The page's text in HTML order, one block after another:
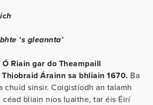
‘s gleannta’
Ó Riain gar do Theampaill
Árainn sa bhliain 1670. Ba
chuid sinsir. Coigistíodh an talamh
bliain níos luaithe, tar éis Éirí